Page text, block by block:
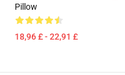
Pillow
18,96 £ - 22,91 £